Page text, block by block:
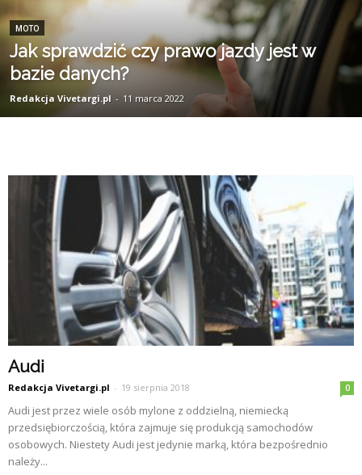
MOTO
Jak sprawdzić czy prawo jazdy jest w
bazie danych?
Redakcja Vivetargi.pl - 11 marca 2022
Audi
Redakcja Vivetargi.pl - 19 sierpnia 2018 0
Audi jest przez wiele osób mylone z oddzielną, niemiecką
przedsiębiorczością, która zajmuje się produkcją samochodów
osobowych. Niestety Audi jest jedynie marką, która bezpośrednio
należy...